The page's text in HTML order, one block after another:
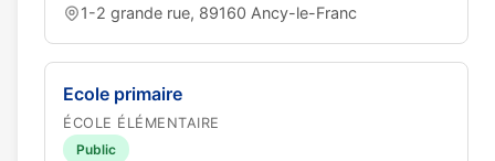
1-2 grande rue, 89160 Ancy-le-Franc
Ecole primaire
ÉCOLE ÉLÉMENTAIRE
Public